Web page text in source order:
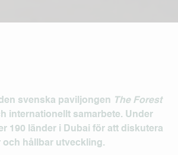
svenska paviljongen The Forest
internationellt samarbete. Under
190 länder i Dubai för att diskutera
hållbar utveckling.